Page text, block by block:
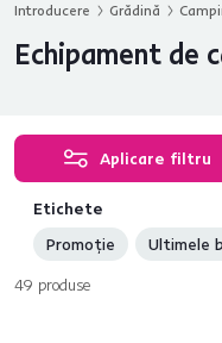
Introducere Grădină
Echipament de
Aplicare filtru
Etichete
Promoție
Ultimele
49 produse